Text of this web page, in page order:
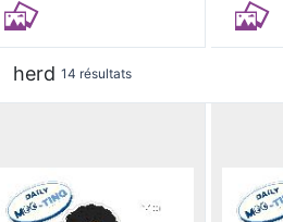
herd 14 résultats